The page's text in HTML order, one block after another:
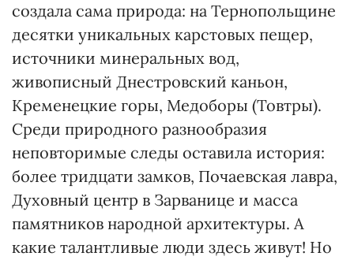
создала сама природа: на Тернопольщине
десятки уникальных карстовых пещер,
источники минеральных вод,
живописный Днестровский каньон,
Кременецкие горы, Медоборы (Товтры).
Среди природного разнообразия
неповторимые следы оставила история:
более тридцати замков, Почаевская лавра,
Духовный центр в Зарванице и масса
памятников народной архитектуры. А
какие талантливые люди здесь живут! Но